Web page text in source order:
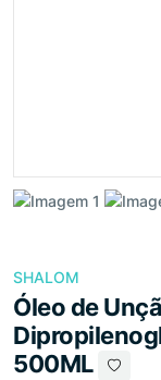
SHALOM
Óleo de
500ML